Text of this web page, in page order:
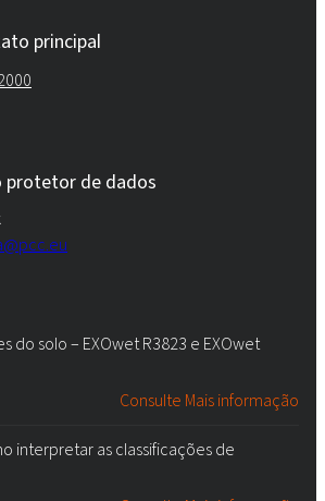
principal
protetor de dados
do solo – EXOwet R3823 e EXOwet
Consulte Mais informação
interpretar as classificações de